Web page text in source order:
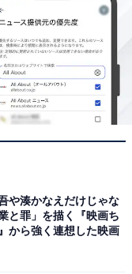
でした。
さんは、2018年の
でヒロインに抜て
の後は多くのドラ
や湊かなえだけじゃな
と罪」を描く『映画ち
から強く連想した映画